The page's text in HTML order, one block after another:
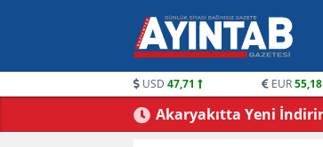
USD 47,71 EUR55,18
CHP Gaziantep
Gündem Yarattı!